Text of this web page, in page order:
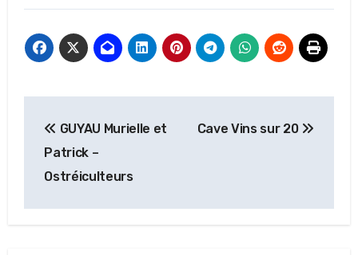
de
l’article
GUYAU Murielle et
Patrick –
Ostréiculteurs
Cave Vins sur 20